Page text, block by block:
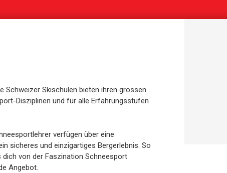
Schweizer Skischulen bieten ihren grossen
Disziplinen und für alle Erfahrungsstufen
verfügen über eine
sicheres und einzigartiges Bergerlebnis. So
von der Faszination Schneesport
Angebot.